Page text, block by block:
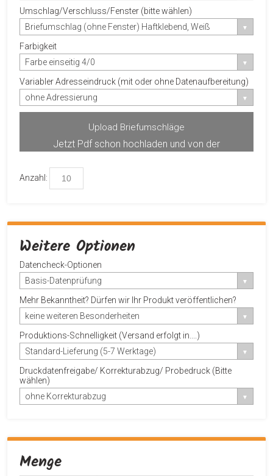
Umschlag/Verschluss/Fenster (bitte wählen)
Briefumschlag (ohne Fenster) Haftklebend, Weiß
Farbigkeit
Farbe einseitig 4/0
Variabler Adresseindruck (mit oder ohne Datenaufbereitung)
ohne Adressierung
Upload Briefumschläge
Jetzt Pdf schon hochladen und von der
Anzahl:
Weitere Optionen
Datencheck-Optionen
Basis-Datenprüfung
Mehr Bekanntheit? Dürfen wir Ihr Produkt veröffentlichen?
keine weiteren Besonderheiten
Produktions-Schnelligkeit (Versand erfolgt in....)
Standard-Lieferung (5-7 Werktage)
Druckdatenfreigabe/ Korrekturabzug/ Probedruck (Bitte
wählen)
ohne Korrekturabzug
Menge